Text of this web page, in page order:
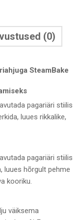
(0)
SteamBake
pagariäri stiilis
luues rikkalike,
pagariäri stiilis
luues hõrgult pehme
kooriku.
väiksema